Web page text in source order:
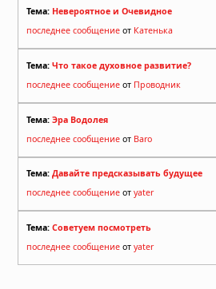
Тема: Невероятное и Очевидное
последнее сообщение от Катенька
Тема: Что такое духовное развитие?
последнее сообщение от Проводник
Тема: Эра Водолея
последнее сообщение от Baro
Тема: Давайте предсказывать будущее
последнее сообщение от yater
Тема: Советуем посмотреть
последнее сообщение от yater